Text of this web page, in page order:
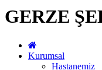
GERZE
Kurumsal
Hastanemiz